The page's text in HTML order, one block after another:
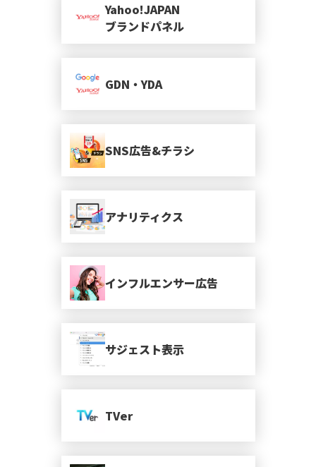
Yahoo!JAPAN
ブランドパネル
GDN・YDA
SNS広告&チラシ
アナリティクス
インフルエンサー広告
サジェスト表示
TVer